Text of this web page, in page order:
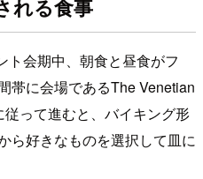
れる食事
ト会期中、朝食と昼食がフ
帯に会場であるThe Venetian
って進むと、バイキング形
ら好きなものを選択して皿に